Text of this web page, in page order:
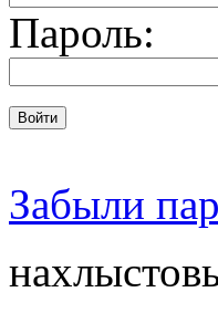
Пароль:
Забыли